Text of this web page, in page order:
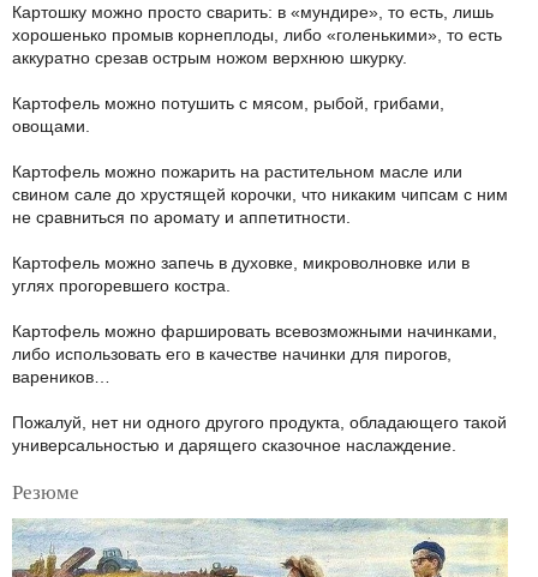
Картошку можно просто сварить: в «мундире», то есть, лишь
хорошенько промыв корнеплоды, либо «голенькими», то есть
аккуратно срезав острым ножом верхнюю шкурку.
Картофель можно потушить с мясом, рыбой, грибами,
овощами.
Картофель можно пожарить на растительном масле или
свином сале до хрустящей корочки, что никаким чипсам с ним
не сравниться по аромату и аппетитности.
Картофель можно запечь в духовке, микроволновке или в
углях прогоревшего костра.
Картофель можно фаршировать всевозможными начинками,
либо использовать его в качестве начинки для пирогов,
вареников…
Пожалуй, нет ни одного другого продукта, обладающего такой
универсальностью и дарящего сказочное наслаждение.
Резюме